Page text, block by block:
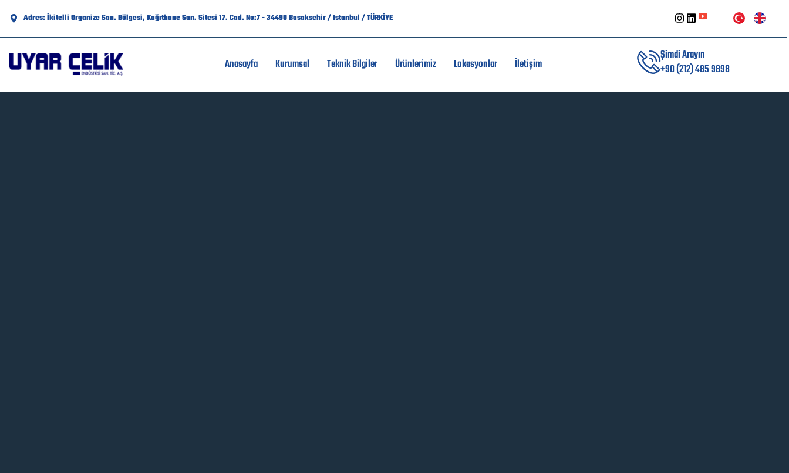
Adres: İkitelli Organize San. Bölgesi, Kağıthane San. Sitesi 17. Cad. No:7 - 34490 Basaksehir / Istanbul / TÜRKİYE
Anasayfa Kurumsal Teknik Bilgiler Ürünlerimiz Lokasyonlar İletişim
Şimdi Arayın
+90 (212) 485 9898